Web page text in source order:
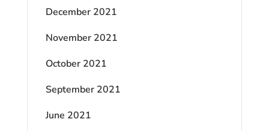
December 2021
November 2021
October 2021
September 2021
June 2021